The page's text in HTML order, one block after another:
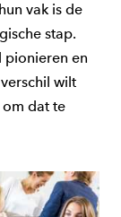
vak is de
stap.
pionieren en
wilt
dat te